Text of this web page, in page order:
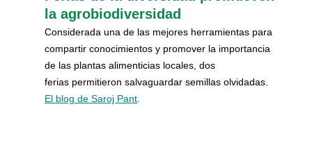
la agrobiodiversidad
Considerada una de las mejores herramientas para
compartir conocimientos y promover la importancia
de las plantas alimenticias locales, dos
ferias permitieron salvaguardar semillas olvidadas.
El blog de Saroj Pant